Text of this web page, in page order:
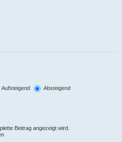
Aufsteigend
Absteigend
Beitrag angezeigt wird.